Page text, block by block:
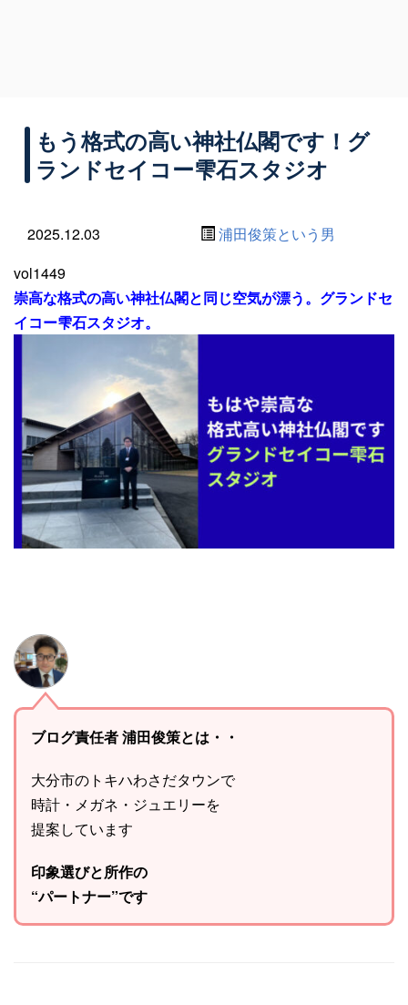
もう格式の高い神社仏閣です！グ
ランドセイコー雫石スタジオ
2025.12.03
浦田俊策という男
vol1449
崇高な格式の高い神社仏閣と同じ空気が漂う。グランドセ
イコー雫石スタジオ。
ブログ責任者 浦田俊策とは・・
大分市のトキハわさだタウンで
時計・メガネ・ジュエリーを
提案しています
印象選びと所作の
“パートナー”です